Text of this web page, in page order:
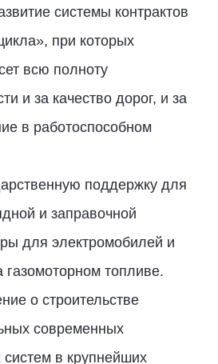
системы контрактов
при которых
всю полноту
и за качество дорог, и за
в работоспособном
поддержку для
и заправочной
для электромобилей и
газомоторном топливе.
о строительстве
современных
систем в крупнейших